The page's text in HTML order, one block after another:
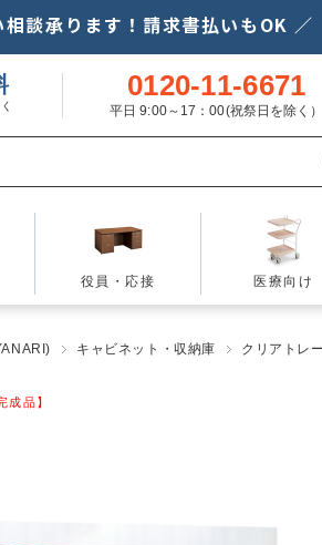
談承ります！請求書払いもOK ／
0120-11-6671
平日 9:00～17：00(祝祭日を除く）
役員・応接 医療向け
キャビネット・収納庫 クリアトレ
成品】